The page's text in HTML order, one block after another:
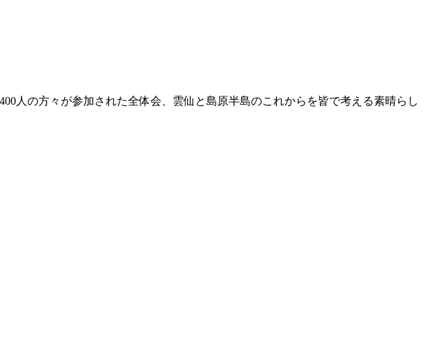
人の方々が参加された全体会、雲仙と島原半島のこれからを皆で考える素晴らし